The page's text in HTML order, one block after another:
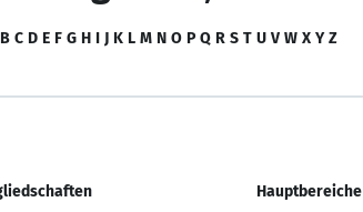
B C D E F G H I J K L M N O P Q R S T U V W X Y Z
Hauptbereiche